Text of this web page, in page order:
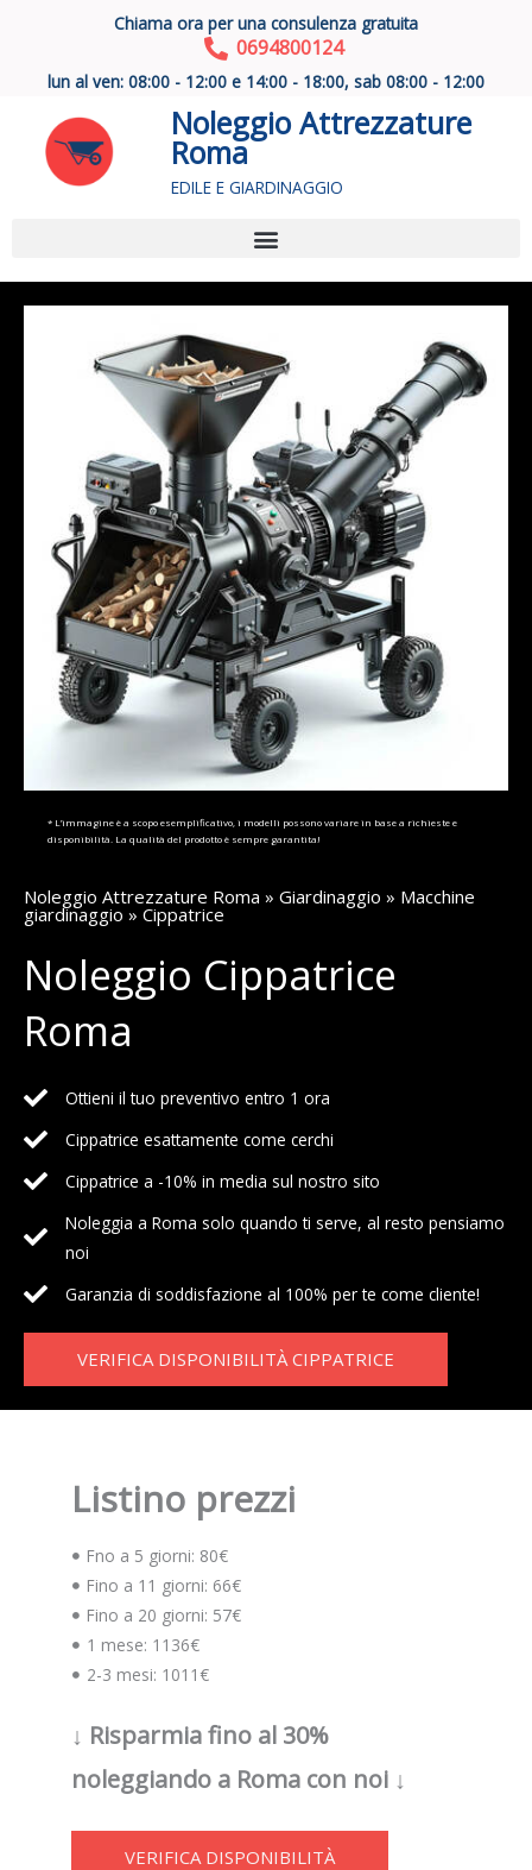
contenuto
Chiama ora per una consulenza gratuita
0694800124
lun al ven: 08:00 - 12:00 e 14:00 - 18:00, sab 08:00 - 12:00
Noleggio Attrezzature
Roma
EDILE E GIARDINAGGIO
Noleggio Attrezzature Roma » Giardinaggio » Macchine
giardinaggio » Cippatrice
Noleggio Cippatrice
Roma
Ottieni il tuo preventivo entro 1 ora
Cippatrice esattamente come cerchi
Cippatrice a -10% in media sul nostro sito
Noleggia a Roma solo quando ti serve, al resto pensiamo
noi
Garanzia di soddisfazione al 100% per te come cliente!
VERIFICA DISPONIBILITÀ CIPPATRICE
* L’immagine è a scopo esemplificativo, i modelli possono variare in base a richieste e
disponibilità. La qualità del prodotto è sempre garantita!
Listino prezzi
Fno a 5 giorni: 80€
Fino a 11 giorni: 66€
Fino a 20 giorni: 57€
1 mese: 1136€
2-3 mesi: 1011€
↓ Risparmia fino al 30%
noleggiando a Roma con noi ↓
VERIFICA DISPONIBILITÀ